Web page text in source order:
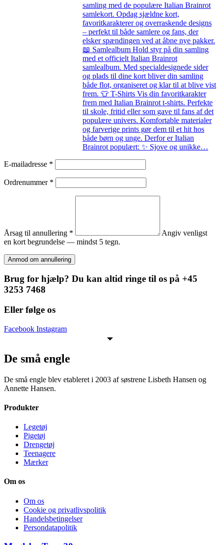
samling med de populære Italian Brainrot
samlekort. Opdag sjældne kort,
favoritkarakterer og overraskende designs
– perfekt til både samlere og fans, der
elsker spændingen ved at åbne nye pakker.
📖 Samlealbum Hold styr på din samling
med et officielt Italian Brainrot
samlealbum. Med specialdesignede sider
og plads til dine kort bliver din samling
både flot, organiseret og klar til at blive vist
frem. 👕 T-Shirts Vis din favoritkarakter
frem med Italian Brainrot t-shirts. Perfekte
til skole, fritid eller som gave til fans af det
populære univers. Komfortable materialer
og farverige prints gør dem til et hit hos
både børn og unge. Derfor er Italian
Brainrot populært: ✨ Sjove og unikke…
E-mailadresse *
Ordrenummer *
Årsag til annullering *
Angiv venligst
en kort begrundelse — mindst 5 tegn.
Anmod om annullering
Brug for hjælp? Du kan altid ringe til os på +45
3253 7468
Eller følge os
Facebook Instagram
De små engle
De små engle blev etableret i 2003 af søstrene Lisbeth Hansen og
Annette Hansen.
Produkter
Legetøj
Pigetøj
Drengetøj
Teenagere
Mærker
Om os
Om os
Cookie og privatlivspolitik
Handelsbetingelser
Persondatapolitik